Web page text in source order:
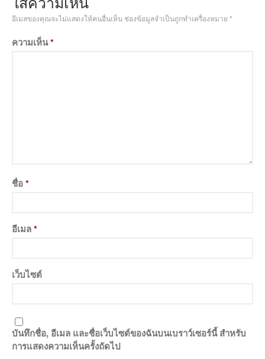
อีเมลของคุณจะไม่แสดงให้คนอื่นเห็น ช่องข้อมูลจำเป็นถูกทำเครื่องหมาย *
ความเห็น*
ชื่อ*
อีเมล*
เว็บไซต์
บันทึกชื่อ, อีเมล และชื่อเว็บไซต์ของฉันบนเบราว์เซอร์นี้ สำหรับ
การแสดงความเห็นครั้งถัดไป